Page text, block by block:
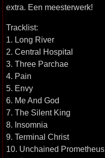
extra. Een meesterwerk!
Tracklist:
1. Long River
2. Central Hospital
3. Three Parchae
4. Pain
5. Envy
6. Me And God
7. The Silent King
8. Insomnia
9. Terminal Christ
10. Unchained Prometheus